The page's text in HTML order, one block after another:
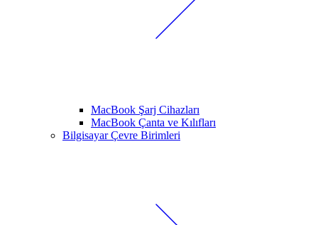
MacBook Şarj Cihazları
MacBook Çanta ve Kılıfları
Bilgisayar Çevre Birimleri